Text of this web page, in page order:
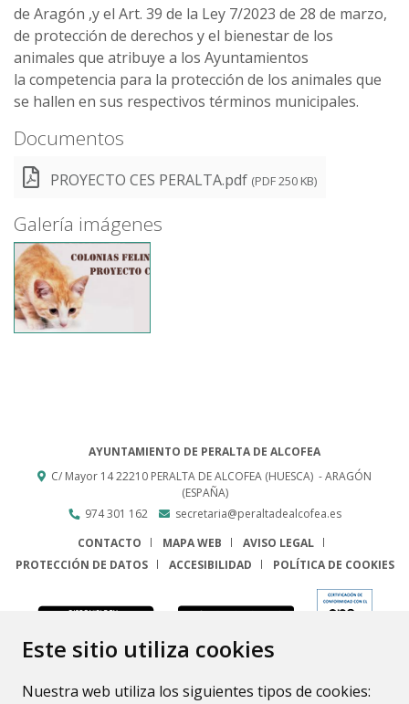
Este sitio utiliza cookies
Nuestra web utiliza los siguientes tipos de cookies:
de Aragón ,y el Art. 39 de la Ley 7/2023 de 28 de marzo,
de protección de derechos y el bienestar de los
animales que atribuye a los Ayuntamientos
la competencia para la protección de los animales que
se hallen en sus respectivos términos municipales.
Documentos
PROYECTO CES PERALTA.pdf (PDF 250 KB)
Galería imágenes
AYUNTAMIENTO DE PERALTA DE ALCOFEA
C/ Mayor 1422210 PERALTA DE ALCOFEA (HUESCA) - ARAGÓN
(ESPAÑA)
974 301 162
secretaria@peraltadealcofea.es
CONTACTO
MAPA WEB
AVISO LEGAL
PROTECCIÓN DE DATOS
ACCESIBILIDAD POLÍTICA DE COOKIES